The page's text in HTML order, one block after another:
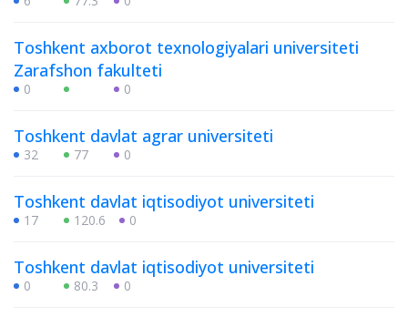
Toshkent axborot texnologiyalari universiteti
Zarafshon fakulteti
0 0
Toshkent davlat agrar universiteti
32 77 0
Toshkent davlat iqtisodiyot universiteti
17 120.6 0
Toshkent davlat iqtisodiyot universiteti
0 80.3 0